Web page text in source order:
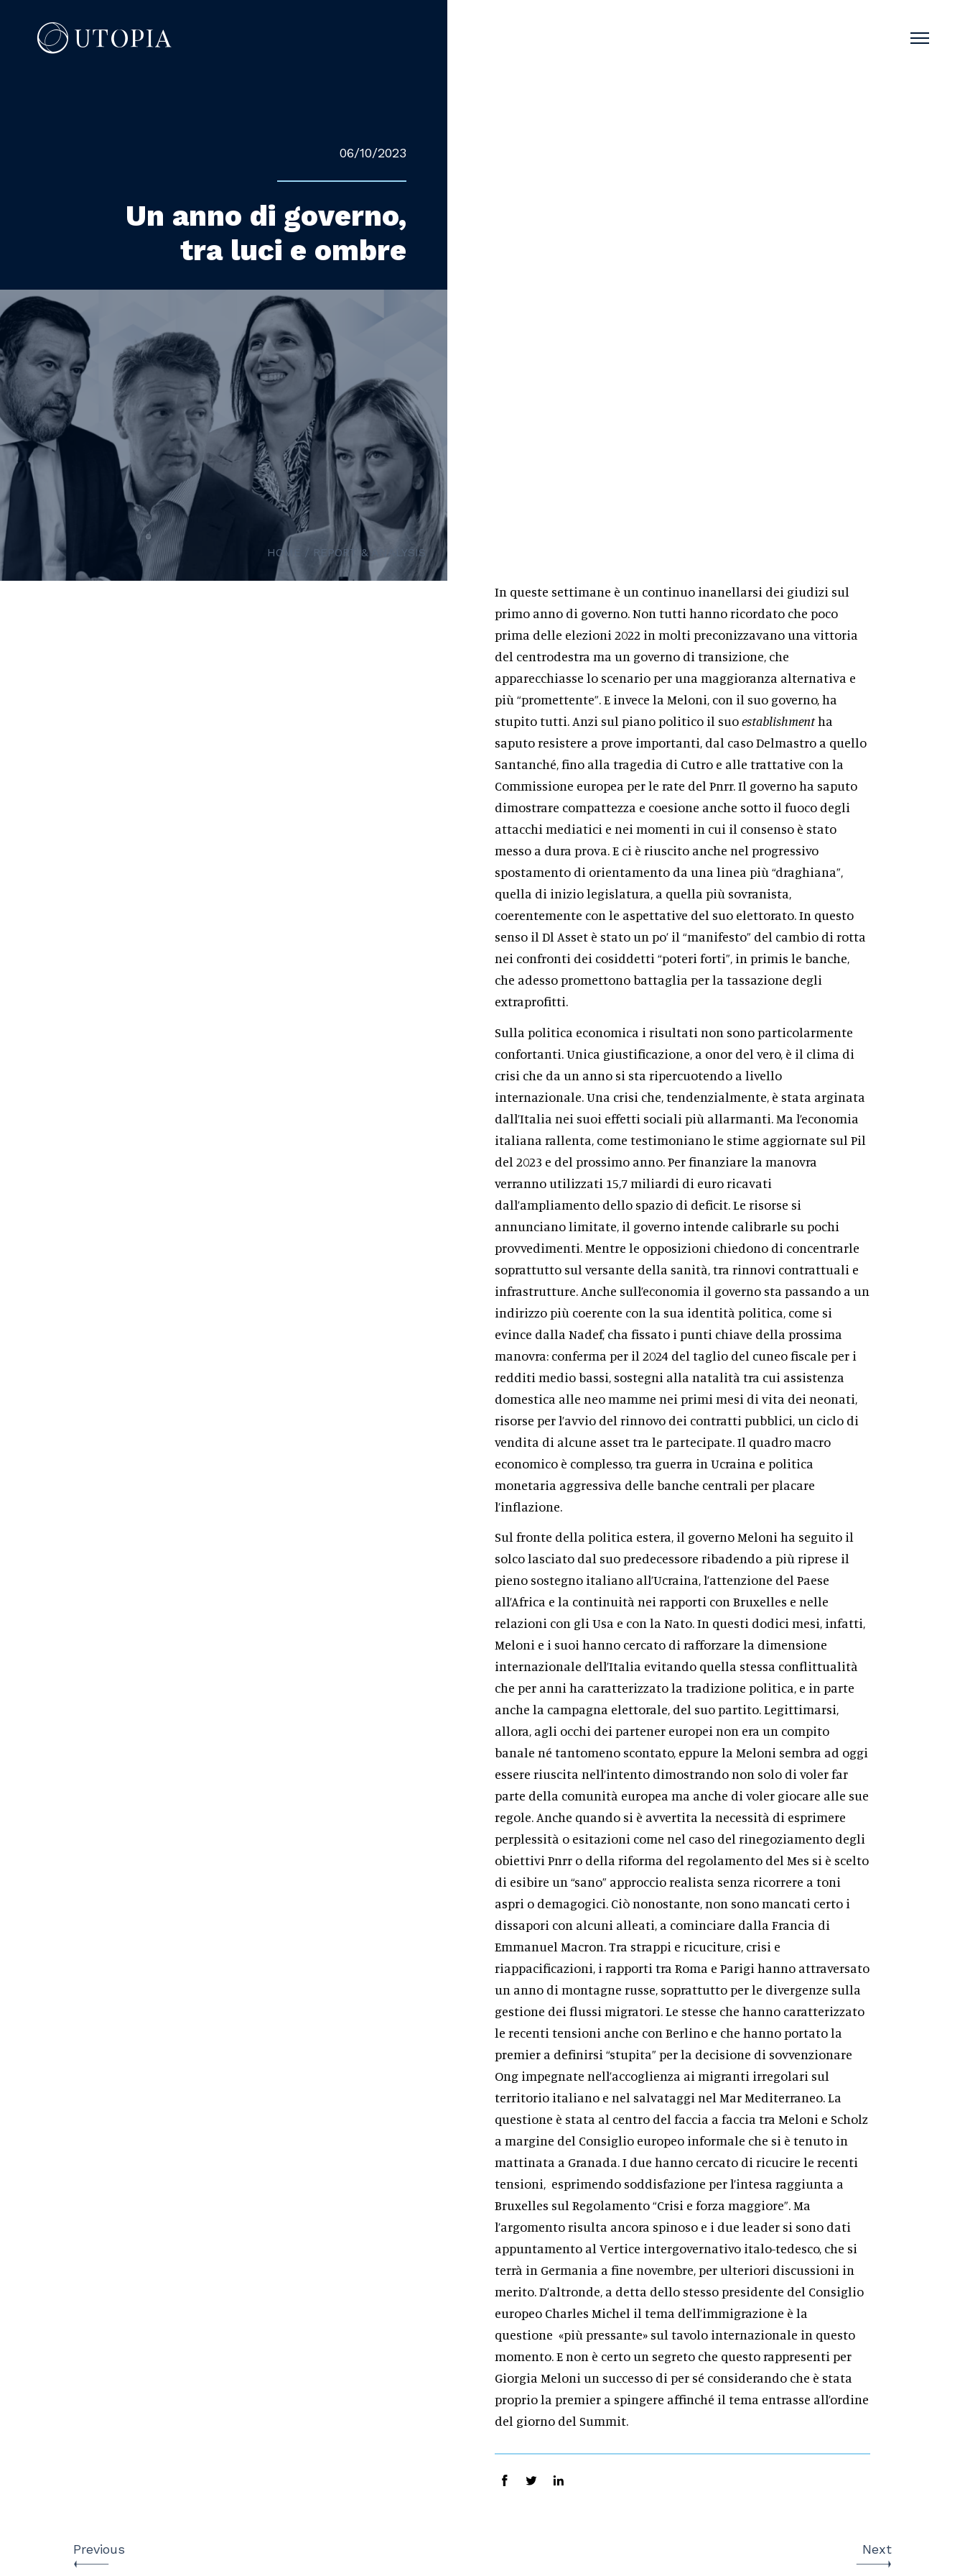
06/10/2023
Un anno di governo,
tra luci e ombre
HOME / REPORT & ANALYSIS
In queste settimane è un continuo inanellarsi dei giudizi sul
primo anno di governo. Non tutti hanno ricordato che poco
prima delle elezioni 2022 in molti preconizzavano una vittoria
del centrodestra ma un governo di transizione, che
apparecchiasse lo scenario per una maggioranza alternativa e
più “promettente”. E invece la Meloni, con il suo governo, ha
stupito tutti. Anzi sul piano politico il suoestablishmentha
saputo resistere a prove importanti, dal caso Delmastro a quello
Santanché, fino alla tragedia di Cutro e alle trattative con la
Commissione europea per le rate del Pnrr. Il governo ha saputo
dimostrare compattezza e coesione anche sotto il fuoco degli
attacchi mediatici e nei momenti in cui il consenso è stato
messo a dura prova. E ci è riuscito anche nel progressivo
spostamento di orientamento da una linea più “draghiana”,
quella di inizio legislatura, a quella più sovranista,
coerentemente con le aspettative del suo elettorato. In questo
senso il Dl Asset è stato un po’ il “manifesto” del cambio di rotta
nei confronti dei cosiddetti “poteri forti”, in primis le banche,
che adesso promettono battaglia per la tassazione degli
extraprofitti.
Sulla politica economica i risultati non sono particolarmente
confortanti. Unica giustificazione, a onor del vero, è il clima di
crisi che da un anno si sta ripercuotendo a livello
internazionale. Una crisi che, tendenzialmente, è stata arginata
dall’Italia nei suoi effetti sociali più allarmanti. Ma l’economia
italiana rallenta, come testimoniano le stime aggiornate sul Pil
del 2023 e del prossimo anno. Per finanziare la manovra
verranno utilizzati 15,7 miliardi di euro ricavati
dall’ampliamento dello spazio di deficit. Le risorse si
annunciano limitate, il governo intende calibrarle su pochi
provvedimenti. Mentre le opposizioni chiedono di concentrarle
soprattutto sul versante della sanità, tra rinnovi contrattuali e
infrastrutture. Anche sull’economia il governo sta passando a un
indirizzo più coerente con la sua identità politica, come si
evince dalla Nadef, cha fissato i punti chiave della prossima
manovra: conferma per il 2024 del taglio del cuneo fiscale per i
redditi medio bassi, sostegni alla natalità tra cui assistenza
domestica alle neo mamme nei primi mesi di vita dei neonati,
risorse per l’avvio del rinnovo dei contratti pubblici, un ciclo di
vendita di alcune asset tra le partecipate. Il quadro macro
economico è complesso, tra guerra in Ucraina e politica
monetaria aggressiva delle banche centrali per placare
l’inflazione.
Sul fronte della politica estera, il governo Meloni ha seguito il
solco lasciato dal suo predecessore ribadendo a più riprese il
pieno sostegno italiano all’Ucraina, l’attenzione del Paese
all’Africa e la continuità nei rapporti con Bruxelles e nelle
relazioni con gli Usa e con la Nato. In questi dodici mesi, infatti,
Meloni e i suoi hanno cercato di rafforzare la dimensione
internazionale dell’Italia evitando quella stessa conflittualità
che per anni ha caratterizzato la tradizione politica, e in parte
anche la campagna elettorale, del suo partito. Legittimarsi,
allora, agli occhi dei partener europei non era un compito
banale né tantomeno scontato, eppure la Meloni sembra ad oggi
essere riuscita nell’intento dimostrando non solo di voler far
parte della comunità europea ma anche di voler giocare alle sue
regole. Anche quando si è avvertita la necessità di esprimere
perplessità o esitazioni come nel caso del rinegoziamento degli
obiettivi Pnrr o della riforma del regolamento del Mes si è scelto
di esibire un “sano” approccio realista senza ricorrere a toni
aspri o demagogici. Ciò nonostante, non sono mancati certo i
dissapori con alcuni alleati, a cominciare dalla Francia di
Emmanuel Macron. Tra strappi e ricuciture, crisi e
riappacificazioni, i rapporti tra Roma e Parigi hanno attraversato
un anno di montagne russe, soprattutto per le divergenze sulla
gestione dei flussi migratori. Le stesse che hanno caratterizzato
le recenti tensioni anche con Berlino e che hanno portato la
premier a definirsi “stupita” per la decisione di sovvenzionare
Ong impegnate nell’accoglienza ai migranti irregolari sul
territorio italiano e nel salvataggi nel Mar Mediterraneo. La
questione è stata al centro del faccia a faccia tra Meloni e Scholz
a margine del Consiglio europeo informale che si è tenuto in
mattinata a Granada. I due hanno cercato di ricucire le recenti
tensioni, esprimendo soddisfazione per l’intesa raggiunta a
Bruxelles sul Regolamento “Crisi e forza maggiore”. Ma
l’argomento risulta ancora spinoso e i due leader si sono dati
appuntamento al Vertice intergovernativo italo-tedesco, che si
terrà in Germania a fine novembre, per ulteriori discussioni in
merito. D’altronde, a detta dello stesso presidente del Consiglio
europeo Charles Michel il tema dell’immigrazione è la
questione «più pressante» sul tavolo internazionale in questo
momento. E non è certo un segreto che questo rappresenti per
Giorgia Meloni un successo di per sé considerando che è stata
proprio la premier a spingere affinché il tema entrasse all’ordine
del giorno del Summit.
Previous Next